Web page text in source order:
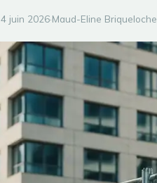
4 juin 2026·Maud-Eline Briqueloche